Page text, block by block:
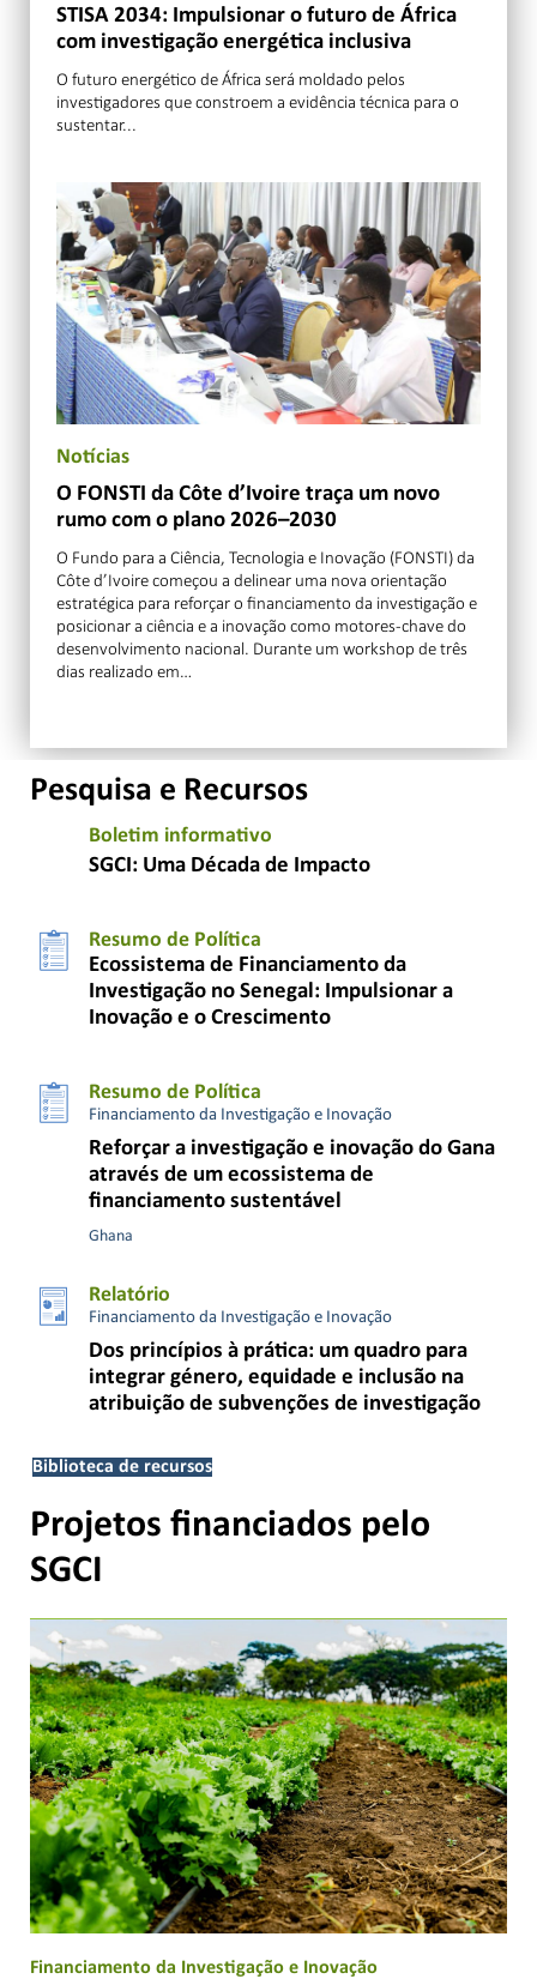
STISA 2034: Impulsionar o futuro de África
com investigação energética inclusiva
O futuro energético de África será moldado pelos
investigadores que constroem a evidência técnica para o
sustentar...
Notícias
O FONSTI da Côte d’Ivoire traça um novo
rumo com o plano 2026–2030
O Fundo para a Ciência, Tecnologia e Inovação (FONSTI) da
Côte d’Ivoire começou a delinear uma nova orientação
estratégica para reforçar o financiamento da investigação e
posicionar a ciência e a inovação como motores-chave do
desenvolvimento nacional. Durante um workshop de três
dias realizado em…
Pesquisa e Recursos
Boletim informativo
SGCI: Uma Década de Impacto
Resumo de Política
Ecossistema de Financiamento da
Investigação no Senegal: Impulsionar a
Inovação e o Crescimento
Resumo de Política
Financiamento da Investigação e Inovação
Reforçar a investigação e inovação do Gana
através de um ecossistema de
financiamento sustentável
Ghana
Relatório
Financiamento da Investigação e Inovação
Dos princípios à prática: um quadro para
integrar género, equidade e inclusão na
atribuição de subvenções de investigação
Biblioteca de recursos
Projetos financiados pelo
SGCI
Financiamento da Investigação e Inovação